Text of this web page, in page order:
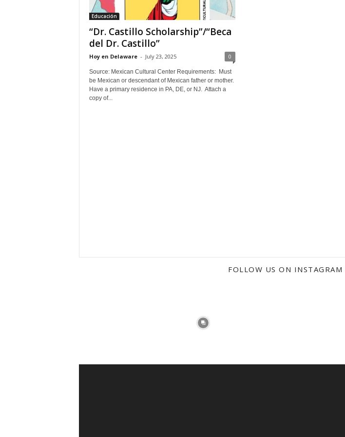
Educación
“Dr. Castillo Scholarship”/“Beca
del Dr. Castillo”
Hoy en Delaware - July 23, 2025 0
Source: Mexican Cultural Center Requirements: Must
be Mexican or descendant of Mexican father or mother.
Have a primary residence in PA, DE, or NJ. Attach a
copy of...
FOLLOW US ON INSTAGRAM